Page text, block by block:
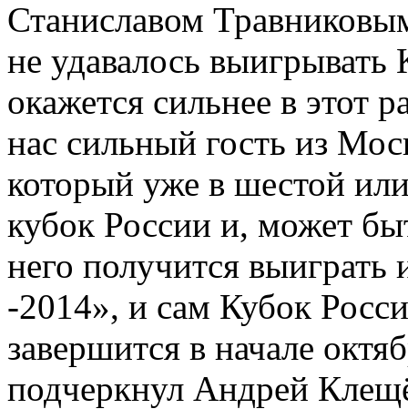
Станиславом
не удавалось
окажется сильнее в этот
нас сильный гость из
который уже в шестой
кубок России и, может
него получится
-2014», и сам Кубок
завершится в начале
подчеркнул Андрей